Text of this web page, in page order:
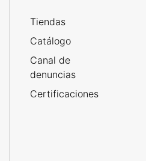
Tiendas
Catálogo
Canal de
denuncias
Certificaciones